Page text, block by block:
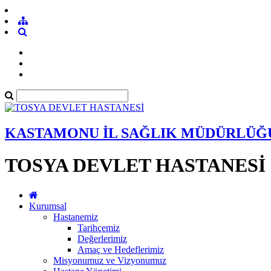
KASTAMONU İL SAĞLIK
TOSYA DEVLET HASTANESİ
Kurumsal
Hastanemiz
Tarihçemiz
Değerlerimiz
Amaç ve Hedeflerimiz
Misyonumuz ve Vizyonumuz